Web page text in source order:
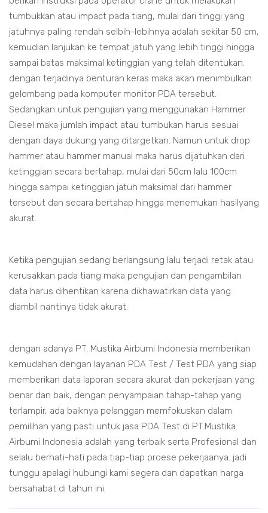
tumbukkan atau impact pada tiang, mulai dari tinggi yang
jatuhnya paling rendah selbih-lebihnya adalah sekitar 50 cm,
kemudian lanjukan ke tempat jatuh yang lebih tinggi hingga
sampai batas maksimal ketinggian yang telah ditentukan.
dengan terjadinya benturan keras maka akan menimbulkan
gelombang pada komputer monitor PDA tersebut.
Sedangkan untuk pengujian yang menggunakan Hammer
Diesel maka jumlah impact atau tumbukan harus sesuai
dengan daya dukung yang ditargetkan. Namun untuk drop
hammer atau hammer manual maka harus dijatuhkan dari
ketinggian secara bertahap, mulai dari 50cm lalu 100cm
hingga sampai ketinggian jatuh maksimal dari hammer
tersebut dan secara bertahap hingga menemukan hasilyang
akurat.
Ketika pengujian sedang berlangsung lalu terjadi retak atau
kerusakkan pada tiang maka pengujian dan pengambilan
data harus dihentikan karena dikhawatirkan data yang
diambil nantinya tidak akurat.
dengan adanya PT. Mustika Airbumi Indonesia memberikan
kemudahan dengan layanan PDA Test / Test PDA yang siap
memberikan data laporan secara akurat dan pekerjaan yang
benar dan baik, dengan penyampaian tahap-tahap yang
terlampir, ada baiknya pelanggan memfokuskan dalam
pemilihan yang pasti untuk jasa PDA Test di PT.Mustika
Airbumi Indonesia adalah yang terbaik serta Profesional dan
selalu berhati-hati pada tiap-tiap proese pekerjaanya. jadi
tunggu apalagi hubungi kami segera dan dapatkan harga
bersahabat di tahun ini.